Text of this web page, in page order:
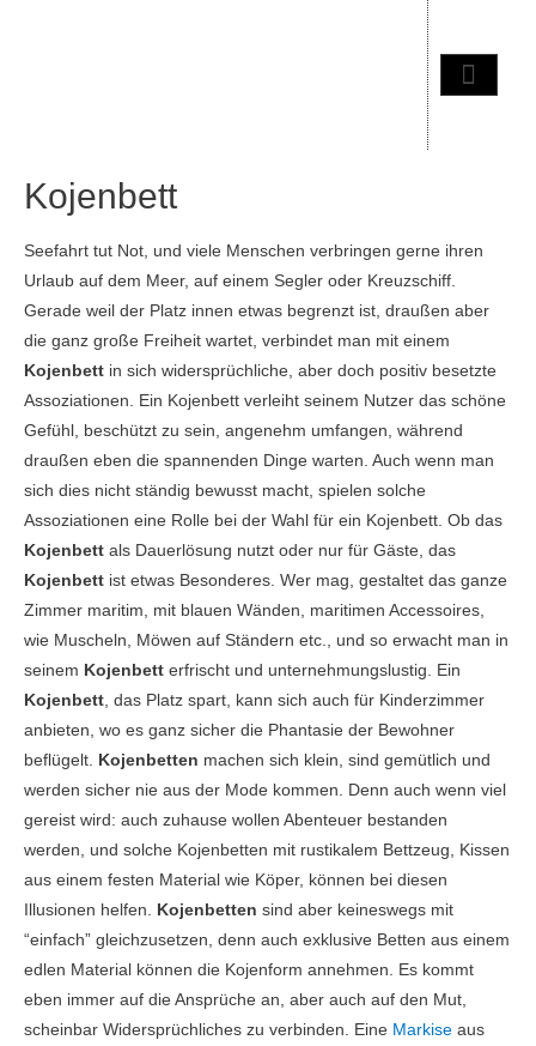
Kojenbett
Seefahrt tut Not, und viele Menschen verbringen gerne ihren
Urlaub auf dem Meer, auf einem Segler oder Kreuzschiff.
Gerade weil der Platz innen etwas begrenzt ist, draußen aber
die ganz große Freiheit wartet, verbindet man mit einem
Kojenbett in sich widersprüchliche, aber doch positiv besetzte
Assoziationen. Ein Kojenbett verleiht seinem Nutzer das schöne
Gefühl, beschützt zu sein, angenehm umfangen, während
draußen eben die spannenden Dinge warten. Auch wenn man
sich dies nicht ständig bewusst macht, spielen solche
Assoziationen eine Rolle bei der Wahl für ein Kojenbett. Ob das
Kojenbett als Dauerlösung nutzt oder nur für Gäste, das
Kojenbett ist etwas Besonderes. Wer mag, gestaltet das ganze
Zimmer maritim, mit blauen Wänden, maritimen Accessoires,
wie Muscheln, Möwen auf Ständern etc., und so erwacht man in
seinem Kojenbett erfrischt und unternehmungslustig. Ein
Kojenbett , das Platz spart, kann sich auch für Kinderzimmer
anbieten, wo es ganz sicher die Phantasie der Bewohner
beflügelt. Kojenbetten machen sich klein, sind gemütlich und
werden sicher nie aus der Mode kommen. Denn auch wenn viel
gereist wird: auch zuhause wollen Abenteuer bestanden
werden, und solche Kojenbetten mit rustikalem Bettzeug, Kissen
aus einem festen Material wie Köper, können bei diesen
Illusionen helfen. Kojenbetten sind aber keineswegs mit
“einfach” gleichzusetzen, denn auch exklusive Betten aus einem
edlen Material können die Kojenform annehmen. Es kommt
eben immer auf die Ansprüche an, aber auch auf den Mut,
scheinbar Widersprüchliches zu verbinden. Eine Markise aus